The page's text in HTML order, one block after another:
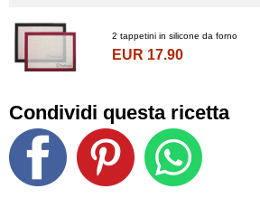
2 tappetini in silicone da forno
EUR 17.90
Condividi questa ricetta